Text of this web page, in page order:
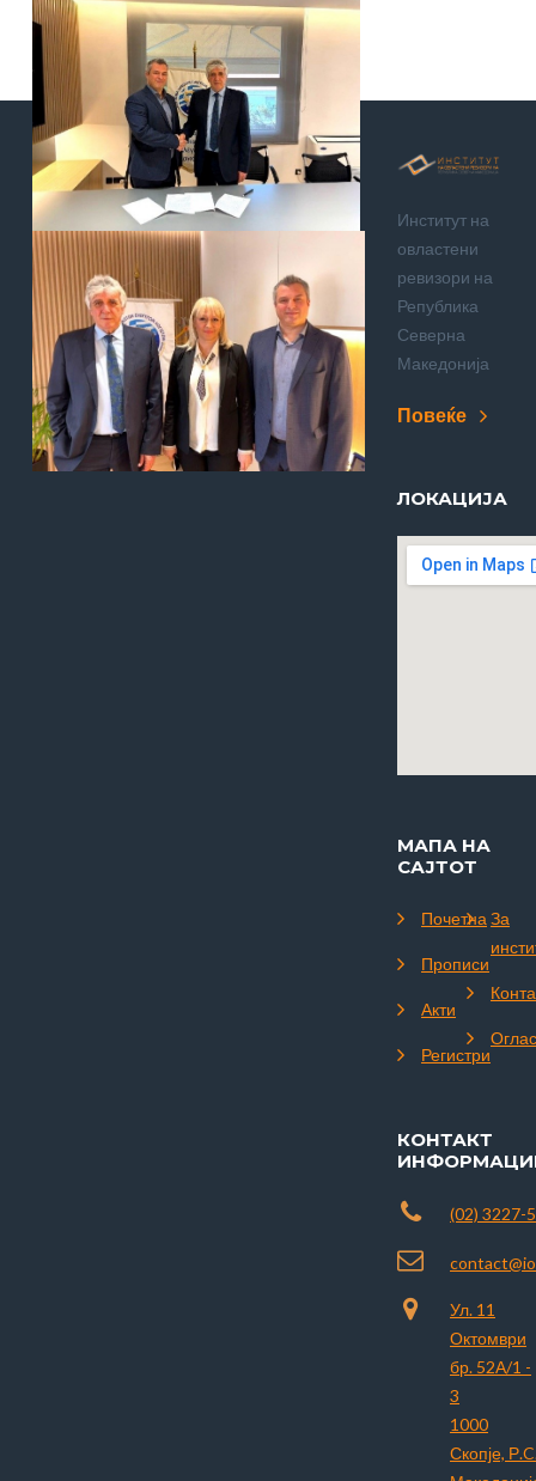
Институт на
овластени
ревизори на
Република
Северна
Македонија
Повеќе
ЛОКАЦИЈА
МАПА НА
САЈТОТ
Почетна
Прописи
Акти
Регистри
За
КОНТАКТ
(02) 3227-
Ул. 11
Октомври
бр. 52А/1 -
3
1000
Скопје,